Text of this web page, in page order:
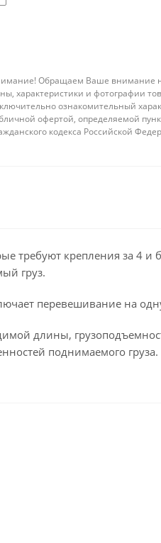
Обращаем Ваше внимание
характеристики и фотографии
ознакомительный
офертой, определяемой
кодекса Российской
требуют крепления за 4 и
груз.
перевешивание на
длины,
поднимаемого груза.